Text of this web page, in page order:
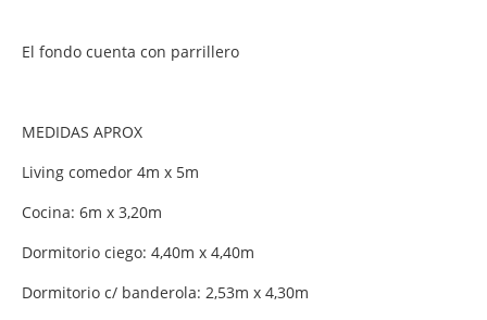
El fondo cuenta con parrillero
MEDIDAS APROX
Living comedor 4m x 5m
Cocina: 6m x 3,20m
Dormitorio ciego: 4,40m x 4,40m
Dormitorio c/ banderola: 2,53m x 4,30m